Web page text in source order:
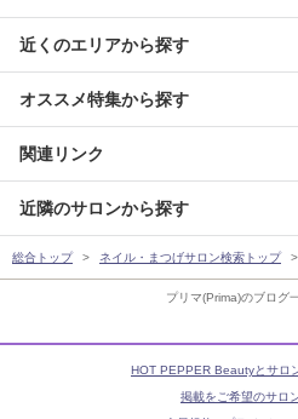
プリマ(Prima)のブログ
近くのエリアから探す
オススメ特集から探す
関連リンク
近隣のサロンから探す
総合トップ ネイル・まつげサロン検索トップ
HOT PEPPER Beautyとサロ
掲載をご希望のサロ